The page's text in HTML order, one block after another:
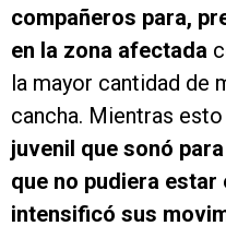
compañeros para,
en la zona afectada
la mayor cantidad de
cancha. Mientras
juvenil que sonó
que no pudiera estar
intensificó sus